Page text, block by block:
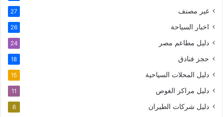
غير مصنف 27
اخبار السياحة 26
دليل مطاعم مصر 24
حجز فنادق 18
دليل المحلات السياحية 15
دليل مراكز الغوص 11
دليل شركات الطيران 6